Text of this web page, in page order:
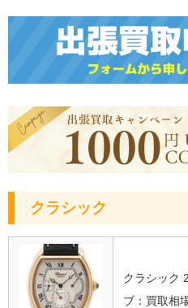
クラシック
クラシック
ブ：買取相